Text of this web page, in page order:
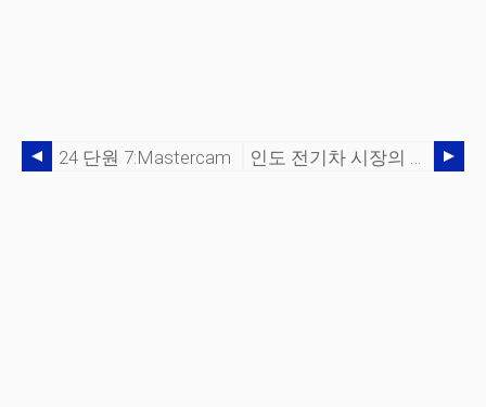
24 단원 7:Mastercam 인도 전기차 시장의 신생 기업을 위한 제조 문제 해결